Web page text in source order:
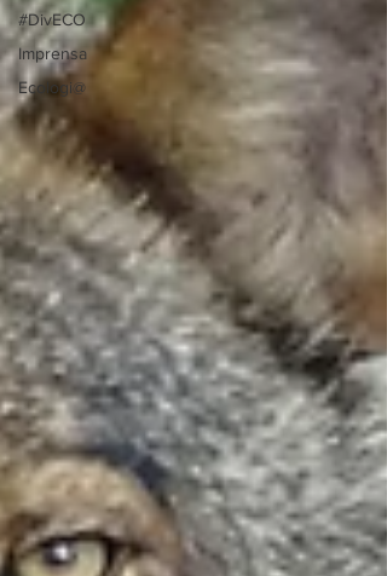
#DivECO
Imprensa
Ecologi@